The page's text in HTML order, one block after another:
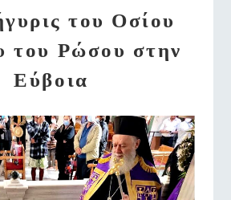
του Οσίου
του Ρώσου στην
Εύβοια